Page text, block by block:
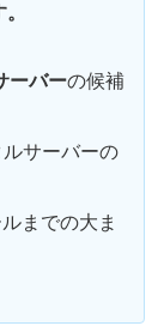
ーバーの候補
サーバーの
までの大ま